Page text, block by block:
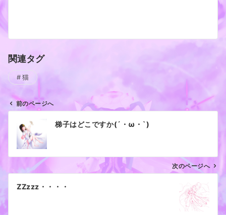
関連タグ
猫
前のページへ
梯子はどこですか(´・ω・`)
次のページへ
ZZzzz・・・・